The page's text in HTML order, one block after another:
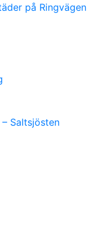
på Ringvägen
Saltsjösten